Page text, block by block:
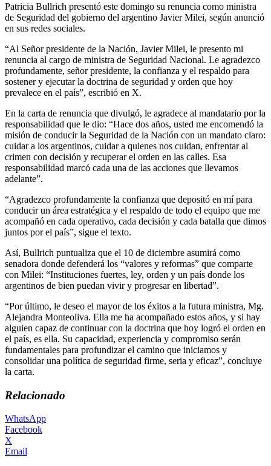
Patricia Bullrich presentó este domingo su renuncia como ministra
de Seguridad del gobierno del argentino Javier Milei, según anunció
en sus redes sociales.
“Al Señor presidente de la Nación, Javier Milei, le presento mi
renuncia al cargo de ministra de Seguridad Nacional. Le agradezco
profundamente, señor presidente, la confianza y el respaldo para
sostener y ejecutar la doctrina de seguridad y orden que hoy
prevalece en el país”, escribió en X.
En la carta de renuncia que divulgó, le agradece al mandatario por la
responsabilidad que le dio: “Hace dos años, usted me encomendó la
misión de conducir la Seguridad de la Nación con un mandato claro:
cuidar a los argentinos, cuidar a quienes nos cuidan, enfrentar al
crimen con decisión y recuperar el orden en las calles. Esa
responsabilidad marcó cada una de las acciones que llevamos
adelante”.
“Agradezco profundamente la confianza que depositó en mí para
conducir un área estratégica y el respaldo de todo el equipo que me
acompañó en cada operativo, cada decisión y cada batalla que dimos
juntos por el país”, sigue el texto.
Así, Bullrich puntualiza que el 10 de diciembre asumirá como
senadora donde defenderá los “valores y reformas” que comparte
con Milei: “Instituciones fuertes, ley, orden y un país donde los
argentinos de bien puedan vivir y progresar en libertad”.
“Por último, le deseo el mayor de los éxitos a la futura ministra, Mg.
Alejandra Monteoliva. Ella me ha acompañado estos años, y si hay
alguien capaz de continuar con la doctrina que hoy logró el orden en
el país, es ella. Su capacidad, experiencia y compromiso serán
fundamentales para profundizar el camino que iniciamos y
consolidar una política de seguridad firme, seria y eficaz”, concluye
la carta.
Relacionado
WhatsApp
Facebook
X
Email